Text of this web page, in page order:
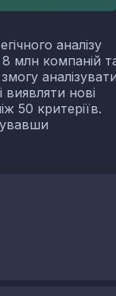
аналізу
млн компаній
виявляти нові
50 критеріїв.